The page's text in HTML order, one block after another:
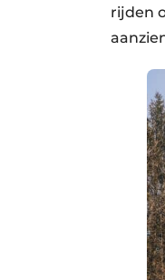
rijden